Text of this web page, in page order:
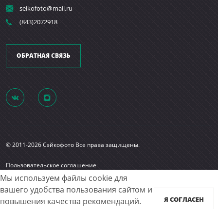
Мы используем файлы cookie для
вашего удобства пользования сайтом и
повышения качества рекомендаций.
Я СОГЛАСЕН
seikofoto@mail.ru
(843)2072918
ОБРАТНАЯ СВЯЗЬ
© 2011-2026 Сэйкофото Все права защищены.
Пользовательское соглашение
Согласие на обработку персональных данных
Карта сайта
Принимаем к оплате